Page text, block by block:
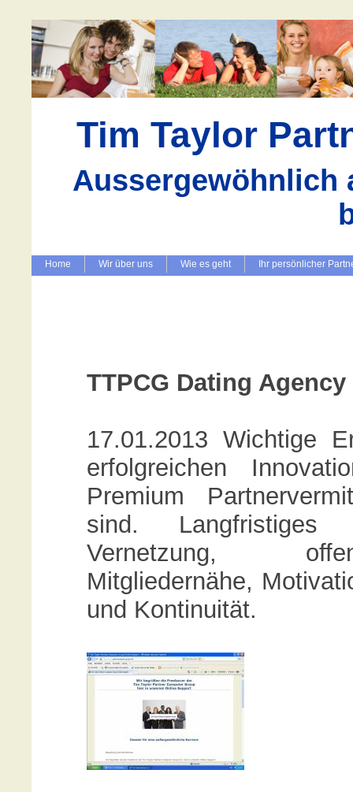
Tim Taylor
Aussergewöhnlich
Home Wir über uns Wie es geht Ihr persönlicher
TTPCG Dating
17.01.2013 Wichtige
erfolgreichen
Premium
sind. Langfristiges
Vernetzung,
Mitgliedernähe,
und Kontinuität.